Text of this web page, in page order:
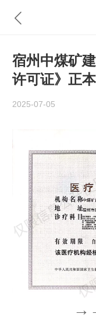
宿州中煤矿
许可证》正本
2025-07-05
→